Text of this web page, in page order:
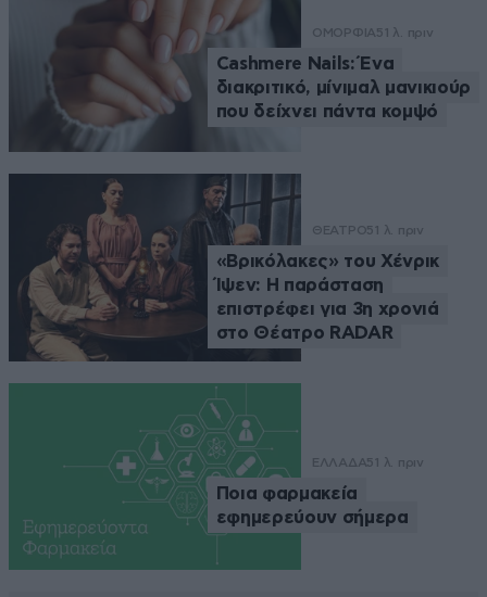
ΟΜΟΡΦΙΑ51 λ. πριν
Cashmere Nails: Ένα
διακριτικό, μίνιμαλ μανικιούρ
που δείχνει πάντα κομψό
ΘΕΑΤΡΟ51 λ. πριν
«Βρικόλακες» του Χένρικ
Ίψεν: Η παράσταση
επιστρέφει για 3η χρονιά
στο Θέατρο RADAR
ΕΛΛΑΔΑ51 λ. πριν
Ποια φαρμακεία
εφημερεύουν σήμερα